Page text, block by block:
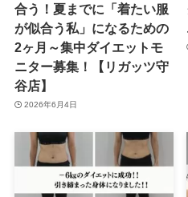
合う！夏までに「着たい服
が似合う私」になるための
2ヶ月～集中ダイエットモ
ニター募集！【リガッツ守
谷店】
2026年6月4日